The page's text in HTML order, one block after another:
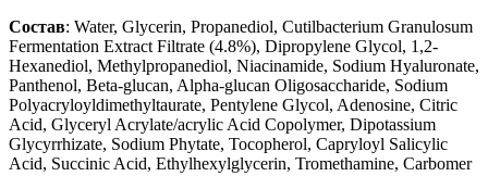
Состав: Water, Glycerin, Propanediol, Cutilbacterium Granulosum
Fermentation Extract Filtrate (4.8%), Dipropylene Glycol, 1,2-
Hexanediol, Methylpropanediol, Niacinamide, Sodium Hyaluronate,
Panthenol, Beta-glucan, Alpha-glucan Oligosaccharide, Sodium
Polyacryloyldimethyltaurate, Pentylene Glycol, Adenosine, Citric
Acid, Glyceryl Acrylate/acrylic Acid Copolymer, Dipotassium
Glycyrrhizate, Sodium Phytate, Tocopherol, Capryloyl Salicylic
Acid, Succinic Acid, Ethylhexylglycerin, Tromethamine, Carbomer